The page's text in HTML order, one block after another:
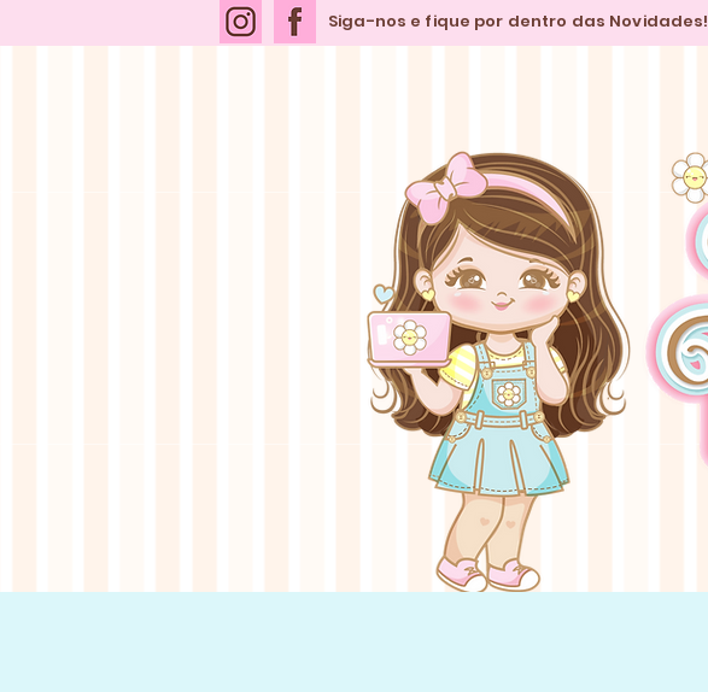
Siga-nos e fique por dentro das Novidades!